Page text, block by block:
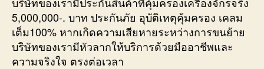
5,000,000-. บาท ประกันภัย อุบัติเหตุคุ้มครอง เคลม
เต็ม100% หากเกิดความเสียหายระหว่างการขนย้าย
บริษัทของเรามีหัวลากให้บริการด้วยมืออาชีพและ
ความจริงใจ ตรงต่อเวลา